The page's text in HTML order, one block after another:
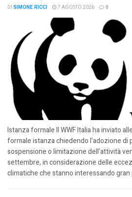
DI SIMONE RICCI 7 AGOSTO 2026 0
Istanza formale Il WWF Italia ha inviato
formale istanza chiedendo l’adozione
sospensione o limitazione dell’attività
settembre, in considerazione delle
climatiche che stanno interessando gran